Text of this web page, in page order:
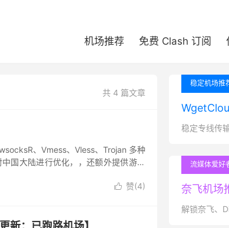
机场推荐 免费 Clash 订阅
共 4 篇文章
、Vmess、Vless、Trojan 多种
国大陆进行优化，，还额外提供游戏
 赞(4)
稳定机场推
稳定专线传
流媒体爱好
奈飞机场
解锁奈飞、